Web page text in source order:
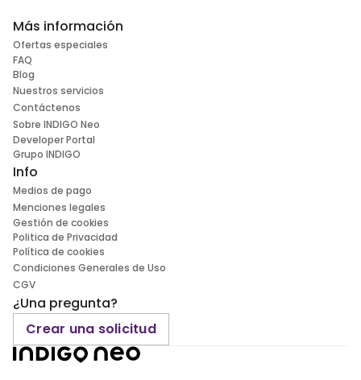
Más información
Ofertas especiales
FAQ
Blog
Nuestros servicios
Contáctenos
Sobre INDIGO Neo
Developer Portal
Grupo INDIGO
Info
Medios de pago
Menciones legales
Gestión de cookies
Politica de Privacidad
Política de cookies
Condiciones Generales de Uso
CGV
¿Una pregunta?
Crear una solicitud